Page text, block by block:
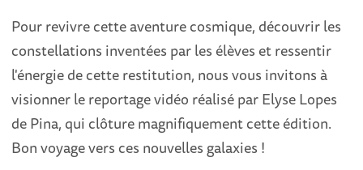
Pour revivre cette aventure cosmique, découvrir les
constellations inventées par les élèves et ressentir
l'énergie de cette restitution, nous vous invitons à
visionner le reportage vidéo réalisé par Elyse Lopes
de Pina, qui clôture magnifiquement cette édition.
Bon voyage vers ces nouvelles galaxies !